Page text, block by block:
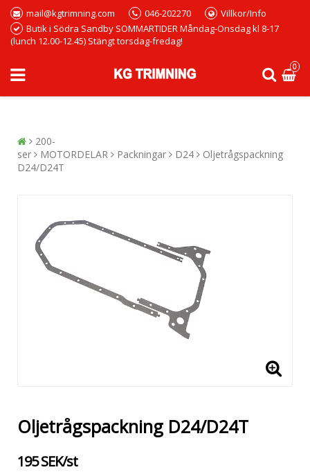
mail@kgtrimning.com 046-202270
Villkor/Info
Butik i Södra Sandby SOMMARTIDER Måndag-Onsdag kl 8-17
(lunch 12.00-12.45) Stängt torsdag-fredag!
0
200-
ser
MOTORDELAR Packningar D24
Oljetrågspackning
D24/D24T
Oljetrågspackning D24/D24T
195 SEK/st